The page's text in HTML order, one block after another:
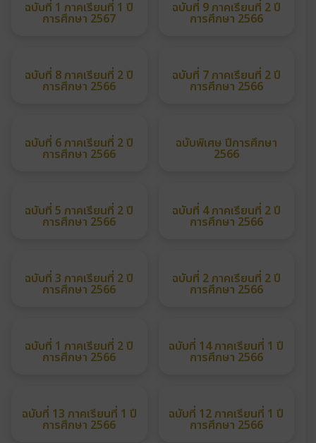
ฉบับที่ 3 ภาคเรียนที่ 1 ปี
การศึกษา 2567
ฉบับที่ 2 ปีการศึกษา 2567